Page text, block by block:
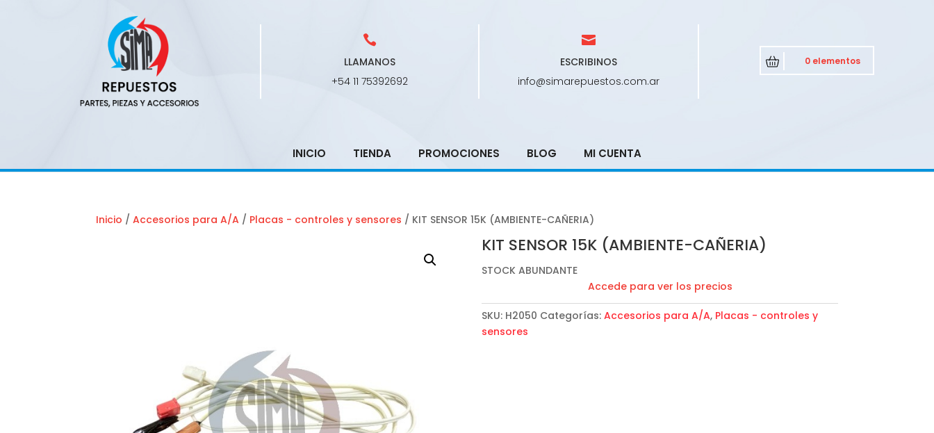
LLAMANOS
+54 11 75392692
ESCRIBINOS
info@simarepuestos.com.ar
0 elementos
INICIO TIENDA PROMOCIONES BLOG MI CUENTA
Inicio / Accesorios para A/A / Placas - controles y sensores / KIT SENSOR 15K (AMBIENTE-CAÑERIA)
KIT SENSOR 15K (AMBIENTE-CAÑERIA)
STOCK ABUNDANTE
Accede para ver los precios
SKU: H2050 Categorías:Accesorios para A/A, Placas - controles y
sensores